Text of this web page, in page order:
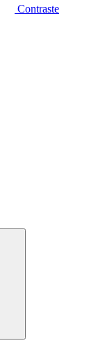
Contraste